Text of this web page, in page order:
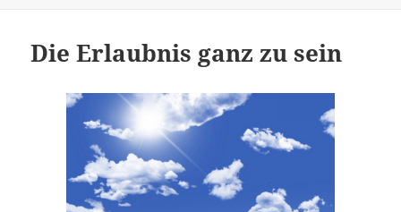
Die Erlaubnis ganz zu sein